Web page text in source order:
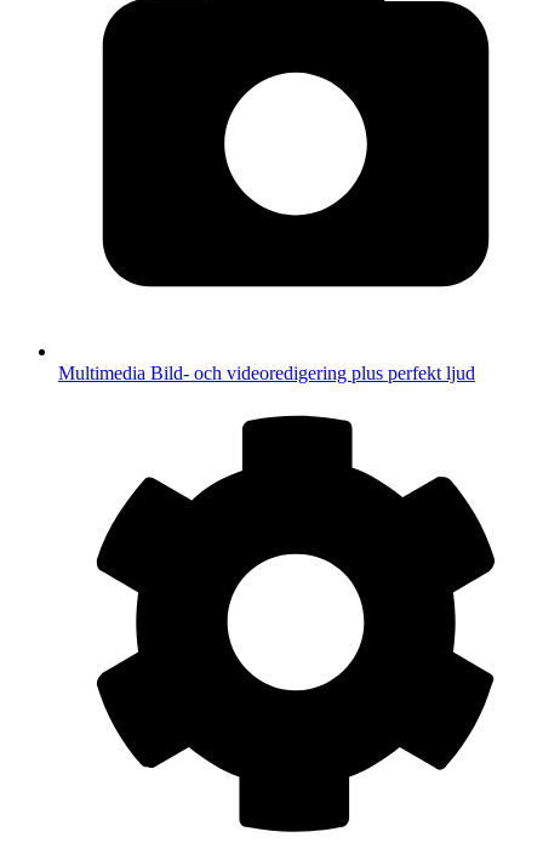
Multimedia Bild- och videoredigering plus perfekt ljud